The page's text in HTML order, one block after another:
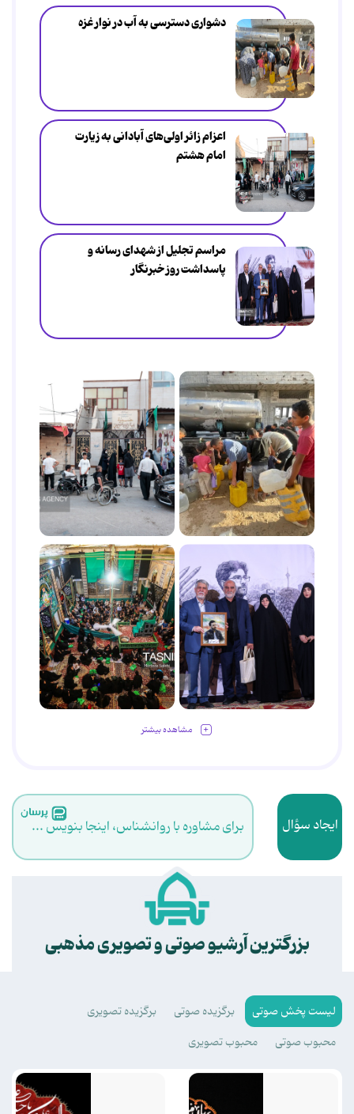
دشواری دسترسی به آب در نوار غزه
اعزام زائر اولی‌های آبادانی به زیارت
امام هشتم
مراسم تجلیل از شهدای رسانه و
پاسداشت روز خبرنگار
مشاهده بیشتر
ایجاد سؤال برای مشاوره با روانشناس، اینجا بنویس ...
.
بزرگترین آرشیو صوتی و تصویری مذهبی
لیست پخش صوتی برگزیده صوتی
برگزیده تصویری
محبوب صوتی
محبوب تصویری